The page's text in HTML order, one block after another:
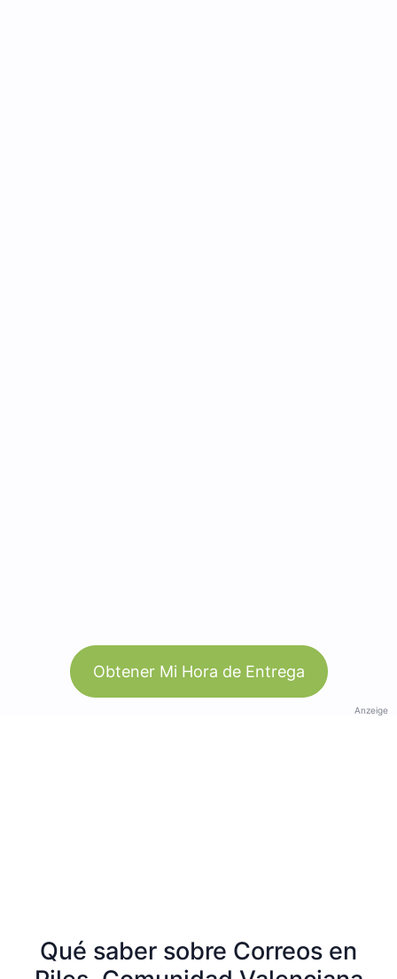
Obtener Mi Hora de Entrega
Anzeige
Qué saber sobre Correos en